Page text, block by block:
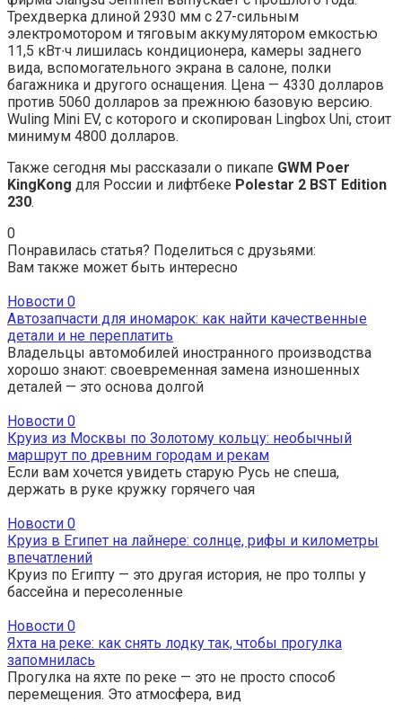
Трехдверка длиной 2930 мм с 27-сильным
электромотором и тяговым аккумулятором емкостью
11,5 кВт∙ч лишилась кондиционера, камеры заднего
вида, вспомогательного экрана в салоне, полки
багажника и другого оснащения. Цена — 4330 долларов
против 5060 долларов за прежнюю базовую версию.
Wuling Mini EV, с которого и скопирован Lingbox Uni, стоит
минимум 4800 долларов.
Также сегодня мы рассказали о пикапе GWM Poer
KingKong для России и лифтбеке Polestar 2 BST Edition
230.
0
Понравилась статья? Поделиться с друзьями:
Вам также может быть интересно
Новости 0
Автозапчасти для иномарок: как найти качественные
детали и не переплатить
Владельцы автомобилей иностранного производства
хорошо знают: своевременная замена изношенных
деталей — это основа долгой
Новости 0
Круиз из Москвы по Золотому кольцу: необычный
маршрут по древним городам и рекам
Если вам хочется увидеть старую Русь не спеша,
держать в руке кружку горячего чая
Новости 0
Круиз в Египет на лайнере: солнце, рифы и километры
впечатлений
Круиз по Египту — это другая история, не про толпы у
бассейна и пересоленные
Новости 0
Яхта на реке: как снять лодку так, чтобы прогулка
запомнилась
Прогулка на яхте по реке — это не просто способ
перемещения. Это атмосфера, вид